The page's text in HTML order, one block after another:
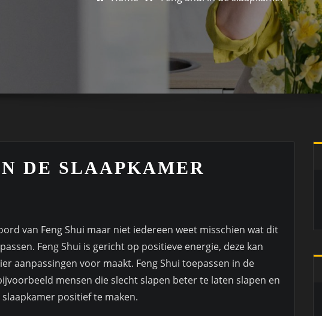
DE SLAAPKAMER
van Feng Shui maar niet iedereen weet misschien wat dit
Feng Shui is gericht op positieve energie, deze kan
aanpassingen voor maakt. Feng Shui toepassen in de
mensen die slecht slapen beter te laten slapen en
positief te maken.